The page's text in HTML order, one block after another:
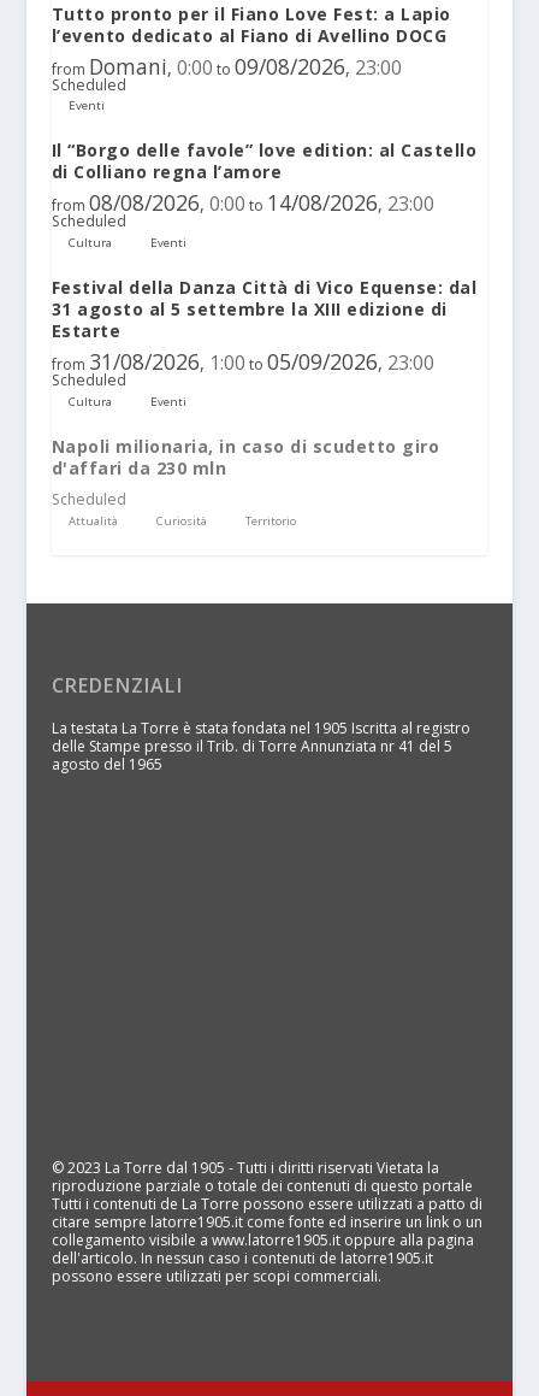
Tutto pronto per il Fiano Love Fest: a Lapio
l’evento dedicato al Fiano di Avellino DOCG
from Domani, 0:00 to 09/08/2026, 23:00
Scheduled
Eventi
Il “Borgo delle favole” love edition: al Castello
di Colliano regna l’amore
from 08/08/2026, 0:00 to 14/08/2026, 23:00
Scheduled
Cultura Eventi
Festival della Danza Città di Vico Equense: dal
31 agosto al 5 settembre la XIII edizione di
Estarte
from 31/08/2026, 1:00 to 05/09/2026, 23:00
Scheduled
Cultura Eventi
Napoli milionaria, in caso di scudetto giro
d'affari da 230 mln
Scheduled
Attualità Curiosità Territorio
CREDENZIALI
La testata La Torre è stata fondata nel 1905 Iscritta al registro
delle Stampe presso il Trib. di Torre Annunziata nr 41 del 5
agosto del 1965
© 2023 La Torre dal 1905 - Tutti i diritti riservati Vietata la
riproduzione parziale o totale dei contenuti di questo portale
Tutti i contenuti de La Torre possono essere utilizzati a patto di
citare sempre latorre1905.it come fonte ed inserire un link o un
collegamento visibile a www.latorre1905.it oppure alla pagina
dell'articolo. In nessun caso i contenuti de latorre1905.it
possono essere utilizzati per scopi commerciali.